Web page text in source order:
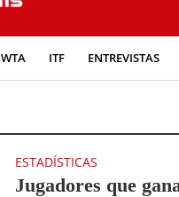
WTA ITF ENTREVISTAS
ESTADÍSTICAS
Jugadores que